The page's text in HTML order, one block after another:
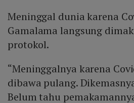
Meninggal dunia karena
Gamalama langsung
protokol.
“Meninggalnya karena
dibawa pulang.
Belum tahu